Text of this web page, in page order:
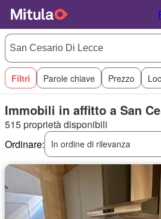
Filtri Parole chiave Prezzo
Immobili in affitto a San
515 proprietà disponibili
Ordinare:
In ordine di rilevanza